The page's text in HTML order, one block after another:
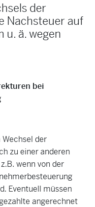
der
Nachsteuer auf
u. ä. wegen
bei
der
zu einer anderen
wenn von der
Eventuell müssen
angerechnet